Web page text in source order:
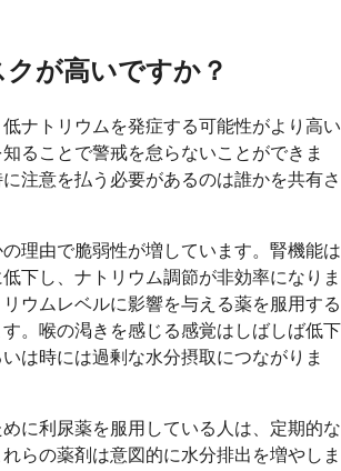
が高いですか？
ナトリウムを発症する可能性がより高い
ることで警戒を怠らないことができま
注意を払う必要があるのは誰かを共有さ
理由で脆弱性が増しています。腎機能は
下し、ナトリウム調節が非効率になりま
ウムレベルに影響を与える薬を服用する
。喉の渇きを感じる感覚はしばしば低下
は時には過剰な水分摂取につながりま
に利尿薬を服用している人は、定期的な
らの薬剤は意図的に水分排出を増やしま